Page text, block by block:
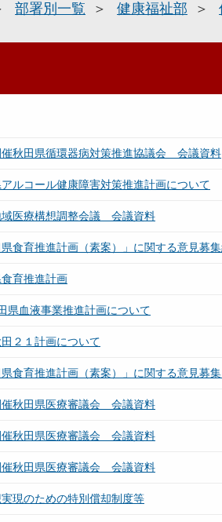
部署別一覧 健康福祉部
催秋田県循環器病対策推進協議会 会議資料
ルコール健康障害対策推進計画について
域医療構想調整会議 会議資料
県食育推進計画（素案）」に関する意見募
育推進計画
県血液事業推進計画について
２１計画について
県食育推進計画（素案）」に関する意見
催秋田県医療審議会 会議資料
催秋田県医療審議会 会議資料
催秋田県医療審議会 会議資料
現のための特別償却制度等